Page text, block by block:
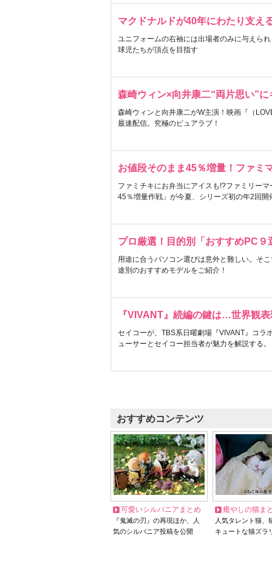
マクドナルドが40年にわたり支え
ユニフォームの右袖には出場者のみに与えら
球児たちが頂点を目指す
森崎ウィン×向井康二“両片思い”
森崎ウィンと向井康二がW主演！映画『（
最速配信。究極のピュアラブ！
お値段そのまま45％増量！ファミ
ファミチキにお弁当にアイスも!?ファミリー
45％増量作戦」が今夏、シリーズ初の年2回開
プロ厳選！目的別「おすすめPC９
用途に合うパソコン選びは意外と難しい。そ
途別のおすすめモデルをご紹介！
『VIVANT』続編の鍵は…世界観
セイコーが、TBS系日曜劇場『VIVANT』コラ
ューサーとセイコー担当者が魅力を解説する。
おすすめコンテンツ
可愛いシルバニアまとめ
『鬼滅の刃』の再現ほか、人
気のシルバニア投稿を公開
癒やしの猫ま
人気タレント猫
キュートな猫ズラ